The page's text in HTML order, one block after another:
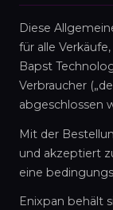
Diese
für alle
Bapst
Verbraucher
abgeschlossen
Mit der
und akzeptiert
eine
Enixpan behält